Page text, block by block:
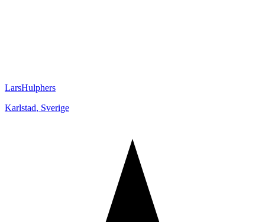
LarsHulphers
Karlstad, Sverige